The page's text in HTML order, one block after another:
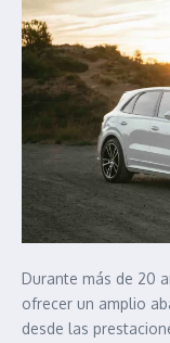
Durante más de 20
ofrecer un amplio
desde las